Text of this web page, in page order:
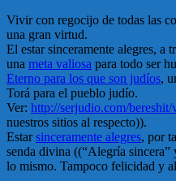
Vivir con regocijo de todas las
una gran virtud.
El estar sinceramente alegres, a
una meta valiosa para todo ser
Eterno para los que son judíos,
Torá para el pueblo judío.
Ver: http://serjudio.com/bereshit/
nuestros sitios al respecto)).
Estarsinceramente alegres, por
senda divina ((“Alegría sincera”
lo mismo. Tampoco felicidad y